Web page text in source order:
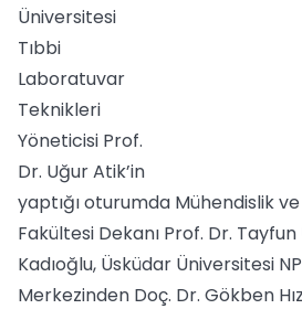
Üniversitesi
Tıbbi
Laboratuvar
Teknikleri
Yöneticisi Prof.
Dr. Uğur Atik’in
yaptığı oturumda Mühendislik
Fakültesi Dekanı Prof. Dr.
Kadıoğlu, Üsküdar Üniversitesi
Merkezinden Doç. Dr. Gökben